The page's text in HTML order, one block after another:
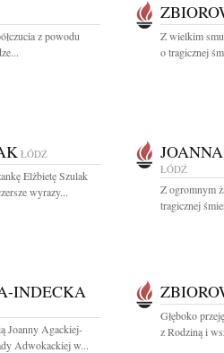
z powodu
Z wielkim
o tragicznej
ŁÓDŹ
Elżbietę Szulak
wyrazy...
ŁÓDŹ
Z ogromnym
tragicznej
INDECKA
Joanny Agackiej-
Adwokackiej w...
Głęboko
z Rodziną i